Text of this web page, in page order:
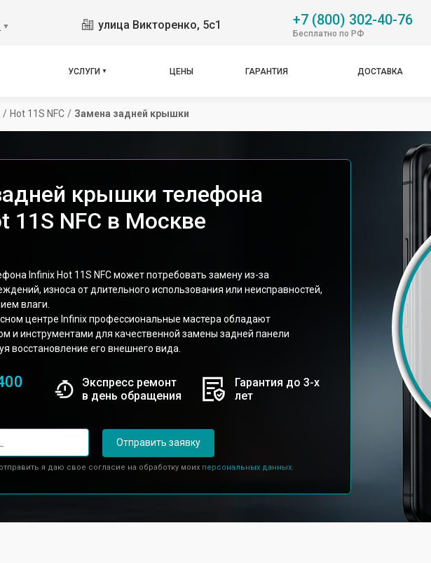
▼ улица Викторенко, 5с1 +7 (800) 302-40-76
Бесплатно по РФ
УСЛУГИ ЦЕНЫ ГАРАНТИЯ ДОСТАВКА
/ Hot 11S NFC / Замена задней крышки
крышки телефона
11S NFC в Москве
Infinix Hot 11S NFC может потребовать замену из-за
износа от длительного использования или неисправностей,
влаги.
центре Infinix профессиональные мастера обладают
и инструментами для качественной замены задней панели
восстановление его внешнего вида.
Экспресс ремонт
в день обращения
Гарантия до 3-х
лет
Отправить заявку
я даю свое согласие на обработку моих персональных данных.